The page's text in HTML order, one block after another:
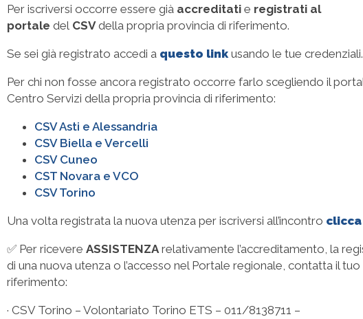
Per iscriversi occorre essere già accreditati e registrati al
portale del CSVdella propria provincia di riferimento.
Se sei già registrato accedi a questo linkusando le tue credenziali.
Per chi non fosse ancora registrato occorre farlo scegliendo il
Centro Servizi della propria provincia di riferimento:
CSV Asti e Alessandria
CSV Biella e Vercelli
CSV Cuneo
CST Novara e VCO
CSV Torino
Una volta registrata la nuova utenza per iscriversi all’incontro
✅ Per ricevere ASSISTENZArelativamente l’accreditamento, la
di una nuova utenza o l’accesso nel Portale regionale, contatta il tuo
riferimento:
· CSV Torino – Volontariato Torino ETS – 011/8138711 –